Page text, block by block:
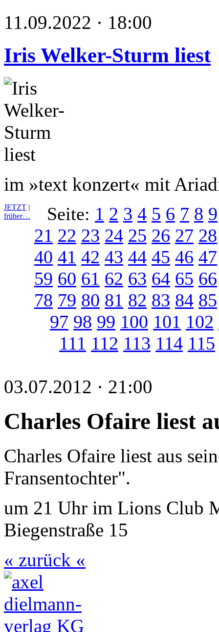
11.09.2022 · 18:00
Iris Welker-Sturm liest
im »text konzert« mit
JETZT |
früher…
Seite: 1 2 3 4 5 6 7 8 9
21 22 23 24 25 26 27 28
40 41 42 43 44 45 46 47
59 60 61 62 63 64 65 66
78 79 80 81 82 83 84 85
97 98 99 100 101 102
111 112 113 114 115
03.07.2012 · 21:00
Charles Ofaire liest
Charles Ofaire liest aus
Fransentochter".
um 21 Uhr im Lions Club
Biegenstraße 15
« zurück «